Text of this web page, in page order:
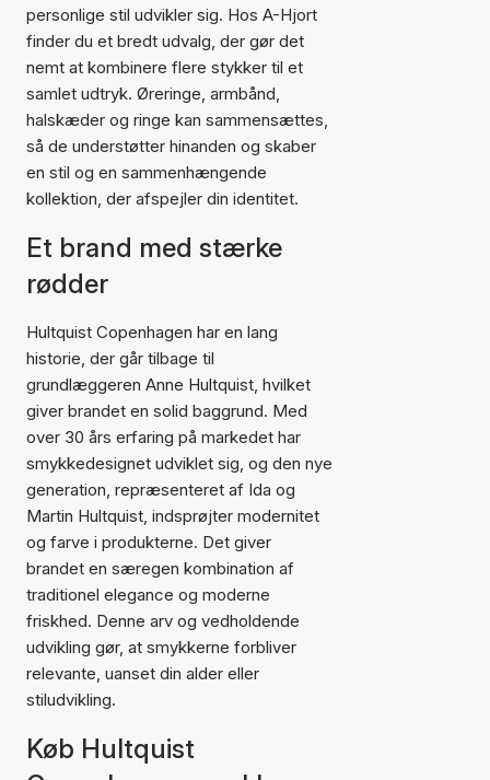
personlige stil udvikler sig. Hos A-Hjort
finder du et bredt udvalg, der gør det
nemt at kombinere flere stykker til et
samlet udtryk. Øreringe, armbånd,
halskæder og ringe kan sammensættes,
så de understøtter hinanden og skaber
en stil og en sammenhængende
kollektion, der afspejler din identitet.
Et brand med stærke
rødder
Hultquist Copenhagen har en lang
historie, der går tilbage til
grundlæggeren Anne Hultquist, hvilket
giver brandet en solid baggrund. Med
over 30 års erfaring på markedet har
smykkedesignet udviklet sig, og den nye
generation, repræsenteret af Ida og
Martin Hultquist, indsprøjter modernitet
og farve i produkterne. Det giver
brandet en særegen kombination af
traditionel elegance og moderne
friskhed. Denne arv og vedholdende
udvikling gør, at smykkerne forbliver
relevante, uanset din alder eller
stiludvikling.
Køb Hultquist